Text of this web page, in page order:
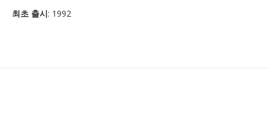
최초 출시: 1992